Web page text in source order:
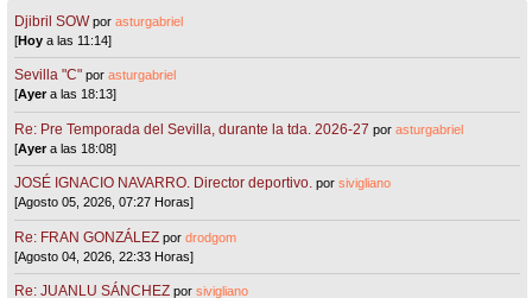
Djibril SOW porasturgabriel
[Hoy a las 11:14]
Sevilla "C"porasturgabriel
[Ayera las 18:13]
Re: Pre Temporada del Sevilla, durante la tda. 2026-27 porasturgabriel
[Ayera las 18:08]
JOSÉ IGNACIO NAVARRO. Director deportivo. porsivigliano
[Agosto 05, 2026, 07:27 Horas]
Re: FRAN GONZÁLEZ pordrodgom
[Agosto 04, 2026, 22:33 Horas]
Re: JUANLU SÁNCHEZ porsivigliano